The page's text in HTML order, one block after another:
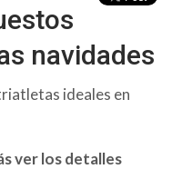
navidades
ideales en
ver los detalles